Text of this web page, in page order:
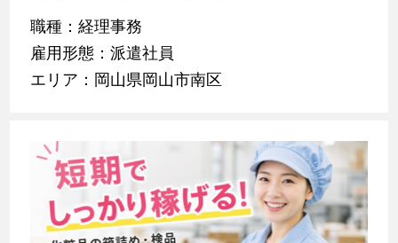
職種：経理事務
雇用形態：派遣社員
エリア：岡山県岡山市南区